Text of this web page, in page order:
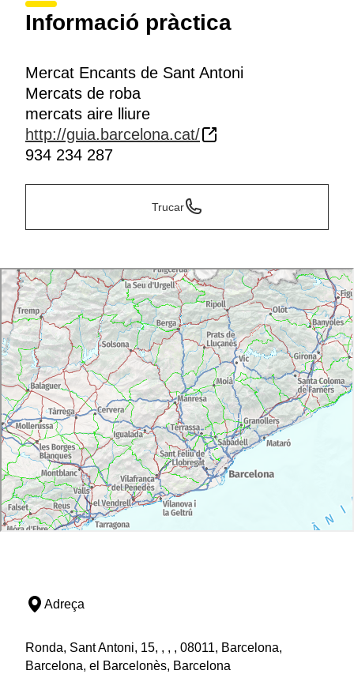
Informació pràctica
Mercat Encants de Sant Antoni
Mercats de roba
mercats aire lliure
http://guia.barcelona.cat/
934 234 287
Trucar
Adreça
Ronda, Sant Antoni, 15, , , , 08011, Barcelona,
Barcelona, el Barcelonès, Barcelona